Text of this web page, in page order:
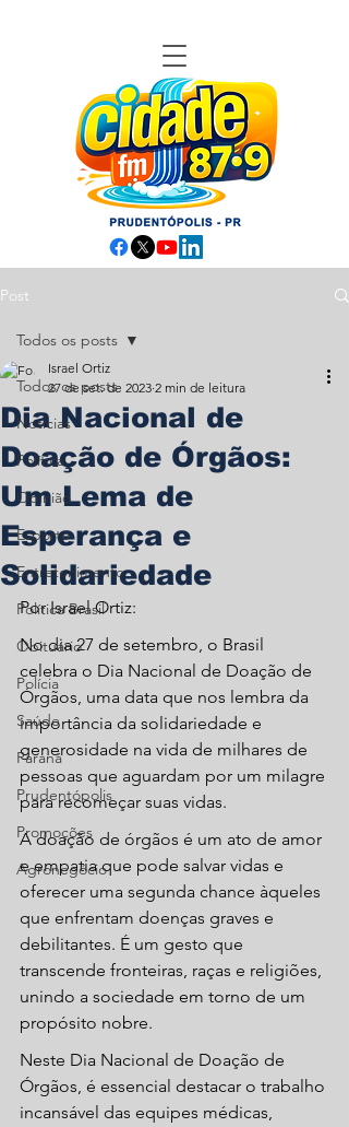
Post
Todos os posts
Notícias
Política
Opinião
Esporte
Entretenimento
Política Brasil
Obituário
Polícia
Saúde
Paraná
Prudentópolis
Promoções
Agronegócio
Todos os posts
Dia Nacional de
Doação de Órgãos:
Um Lema de
Esperança e
Solidariedade
Israel Ortiz
27 de set. de 2023 2 min de leitura
Por Israel Ortiz:
No dia 27 de setembro, o Brasil
celebra o Dia Nacional de Doação de
Órgãos, uma data que nos lembra da
importância da solidariedade e
generosidade na vida de milhares de
pessoas que aguardam por um milagre
para recomeçar suas vidas.
A doação de órgãos é um ato de amor
e empatia que pode salvar vidas e
oferecer uma segunda chance àqueles
que enfrentam doenças graves e
debilitantes. É um gesto que
transcende fronteiras, raças e religiões,
unindo a sociedade em torno de um
propósito nobre.
Neste Dia Nacional de Doação de
Órgãos, é essencial destacar o trabalho
incansável das equipes médicas,